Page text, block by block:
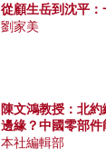
從顧生岳到沈平
劉家美
陳文鴻教授：北
邊緣？中國零部件
本社編輯部